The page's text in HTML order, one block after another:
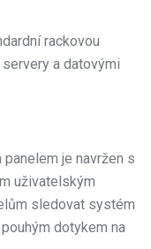
rackovou
a datovými
je navržen s
uživatelským
sledovat systém
dotykem na